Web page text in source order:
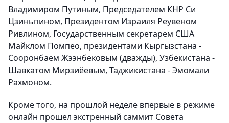
Владимиром Путиным, Председателем КНР Си
Цзиньпином, Президентом Израиля Реувеном
Ривлином, Государственным секретарем США
Майклом Помпео, президентами Кыргызстана -
Сооронбаем Жээнбековым (дважды), Узбекистана -
Шавкатом Мирзиёевым, Таджикистана - Эмомали
Рахмоном.
Кроме того, на прошлой неделе впервые в режиме
онлайн прошел экстренный саммит Совета